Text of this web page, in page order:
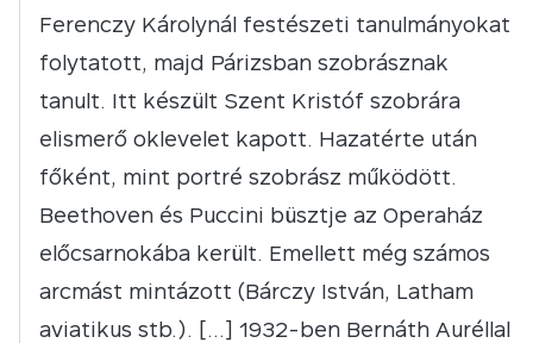
Ferenczy Károlynál festészeti tanulmányokat
folytatott, majd Párizsban szobrásznak
tanult. Itt készült Szent Kristóf szobrára
elismerő oklevelet kapott. Hazatérte után
főként, mint portré szobrász működött.
Beethoven és Puccini büsztje az Operaház
előcsarnokába került. Emellett még számos
arcmást mintázott (Bárczy István, Latham
aviatikus stb.). […] 1932-ben Bernáth Auréllal